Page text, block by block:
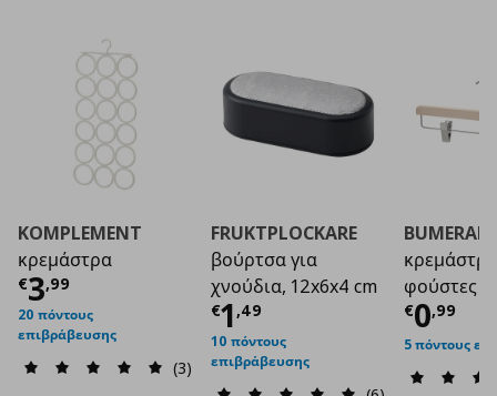
KOMPLEMENT
κρεμάστρα
€3,99
Τρέχουσα τιμή€ 3,99
20 πόντους
επιβράβευσης
(3)
FRUKTPLOCKARE
βούρτσα για
χνούδια, 12x6x4 cm
€1 ,49
Τρέχουσα τιμή€
10 πόντους
επιβράβευσης
φούστες
€0,99
5 πόντους